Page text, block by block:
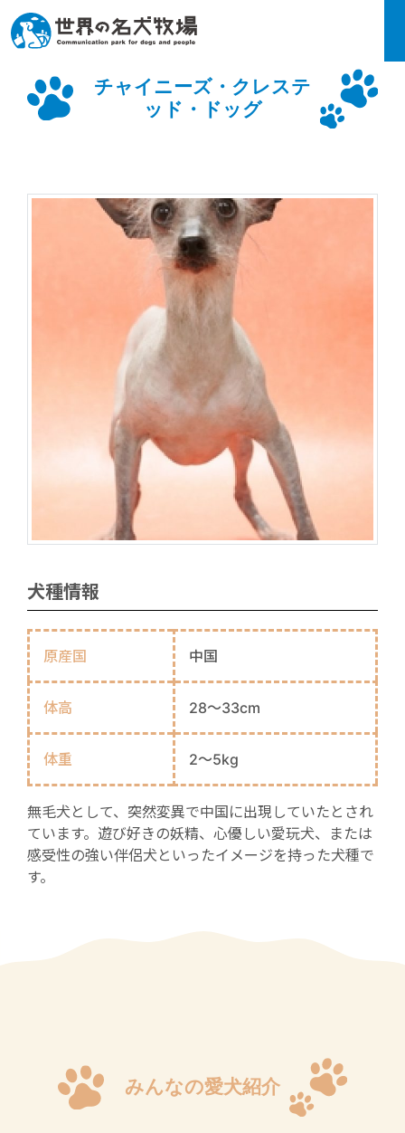
チャイニーズ・クレステ
ッド・ドッグ
犬種情報
原産国 中国
体高 28～33cm
体重 2～5kg
無毛犬として、突然変異で中国に出現していたとされ
ています。遊び好きの妖精、心優しい愛玩犬、または
感受性の強い伴侶犬といったイメージを持った犬種で
す。
みんなの愛犬紹介